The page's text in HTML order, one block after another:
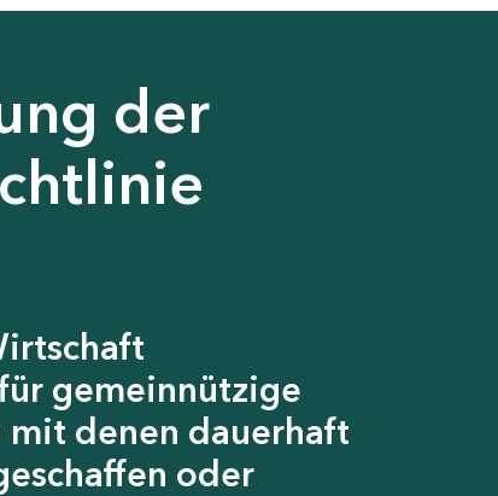
der
gemeinnützige
mit denen dauerhaft
oder